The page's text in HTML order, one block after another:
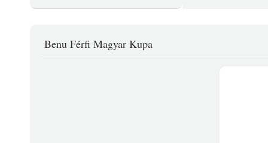
Benu Férfi Magyar Kupa